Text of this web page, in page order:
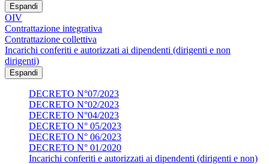
Espandi
OIV
Contrattazione integrativa
Contrattazione collettiva
Incarichi conferiti e autorizzati ai dipendenti (dirigenti e non
dirigenti)
Espandi
DECRETO N°07/2023
DECRETO N°02/2023
DECRETO N°04/2023
DECRETO N° 05/2023
DECRETO N° 06/2023
DECRETO N° 01/2020
Incarichi conferiti e autorizzati ai dipendenti (dirigenti e non)